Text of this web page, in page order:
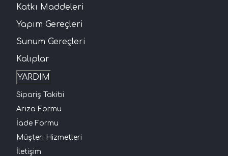
Katkı Maddeleri
Yapım Gereçleri
Sunum Gereçleri
Kalıplar
YARDIM
Sipariş Takibi
Arıza Formu
İade Formu
Müşteri Hizmetleri
İletişim